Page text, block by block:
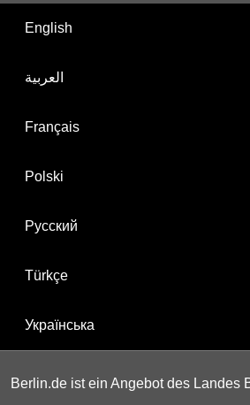
English
العربية
Français
Polski
Русский
Türkçe
Українська
Berlin.de ist ein Angebot des Landes